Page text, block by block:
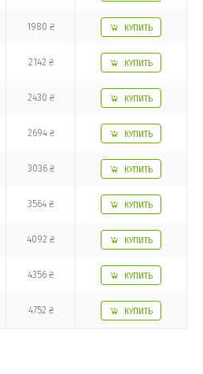
1980 ₴ КУПИТЬ
2142 ₴ КУПИТЬ
2430 ₴ КУПИТЬ
2694 ₴ КУПИТЬ
3036 ₴ КУПИТЬ
3564 ₴ КУПИТЬ
4092 ₴ КУПИТЬ
4356 ₴ КУПИТЬ
4752 ₴ КУПИТЬ